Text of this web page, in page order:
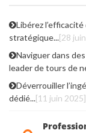
Libérez
stratégique...[28
Naviguer dans
leader de tours de
Déverrouiller
dédié...[11 juin 2025]